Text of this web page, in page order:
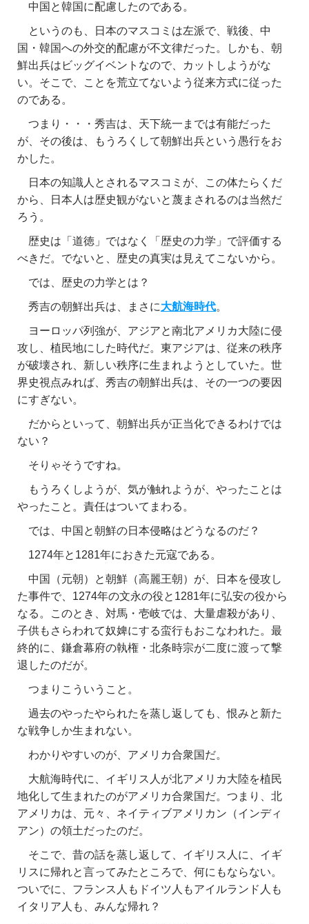
中国と韓国に配慮したのである。
というのも、日本のマスコミは左派で、戦後、中
国・韓国への外交的配慮が不文律だった。しかも、朝
鮮出兵はビッグイベントなので、カットしようがな
い。そこで、ことを荒立てないよう従来方式に従った
のである。
つまり・・・秀吉は、天下統一までは有能だった
が、その後は、もうろくして朝鮮出兵という愚行をお
かした。
日本の知識人とされるマスコミが、この体たらくだ
から、日本人は歴史観がないと蔑まされるのは当然だ
ろう。
歴史は「道徳」ではなく「歴史の力学」で評価する
べきだ。でないと、歴史の真実は見えてこないから。
では、歴史の力学とは？
秀吉の朝鮮出兵は、まさに大航海時代。
ヨーロッパ列強が、アジアと南北アメリカ大陸に侵
攻し、植民地にした時代だ。東アジアは、従来の秩序
が破壊され、新しい秩序に生まれようとしていた。世
界史視点みれば、秀吉の朝鮮出兵は、その一つの要因
にすぎない。
だからといって、朝鮮出兵が正当化できるわけでは
ない？
そりゃそうですね。
もうろくしようが、気が触れようが、やったことは
やったこと。責任はついてまわる。
では、中国と朝鮮の日本侵略はどうなるのだ？
1274年と1281年におきた元寇である。
中国（元朝）と朝鮮（高麗王朝）が、日本を侵攻し
た事件で、1274年の文永の役と1281年に弘安の役から
なる。このとき、対馬・壱岐では、大量虐殺があり、
子供もさらわれて奴婢にする蛮行もおこなわれた。最
終的に、鎌倉幕府の執権・北条時宗が二度に渡って撃
退したのだが。
つまりこういうこと。
過去のやったやられたを蒸し返しても、恨みと新た
な戦争しか生まれない。
わかりやすいのが、アメリカ合衆国だ。
大航海時代に、イギリス人が北アメリカ大陸を植民
地化して生まれたのがアメリカ合衆国だ。つまり、北
アメリカは、元々、ネイティブアメリカン（インディ
アン）の領土だったのだ。
そこで、昔の話を蒸し返して、イギリス人に、イギ
リスに帰れと言ってみたところで、何にもならない。
ついでに、フランス人もドイツ人もアイルランド人も
イタリア人も、みんな帰れ？